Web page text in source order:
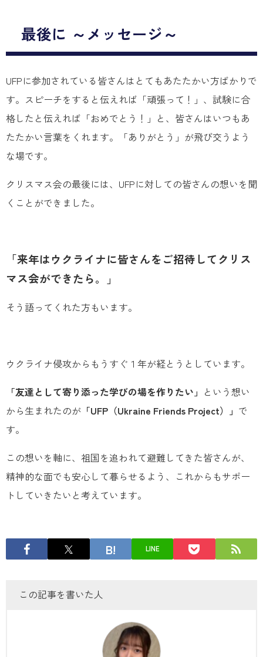
最後に ～メッセージ～
UFPに参加されている皆さんはとてもあたたかい方ばかりで
す。スピーチをすると伝えれば「頑張って！」、試験に合
格したと伝えれば「おめでとう！」と、皆さんはいつもあ
たたかい言葉をくれます。「ありがとう」が飛び交うよう
な場です。
クリスマス会の最後には、UFPに対しての皆さんの想いを聞
くことができました。
「来年はウクライナに皆さんをご招待してクリス
マス会ができたら。」
そう語ってくれた方もいます。
ウクライナ侵攻からもうすぐ１年が経とうとしています。
「友達として寄り添った学びの場を作りたい」 という想い
から生まれたのが 「UFP（Ukraine Friends Project）」 で
す。
この想いを軸に、祖国を追われて避難してきた皆さんが、
精神的な面でも安心して暮らせるよう、これからもサポー
トしていきたいと考えています。
LINE
この記事を書いた人